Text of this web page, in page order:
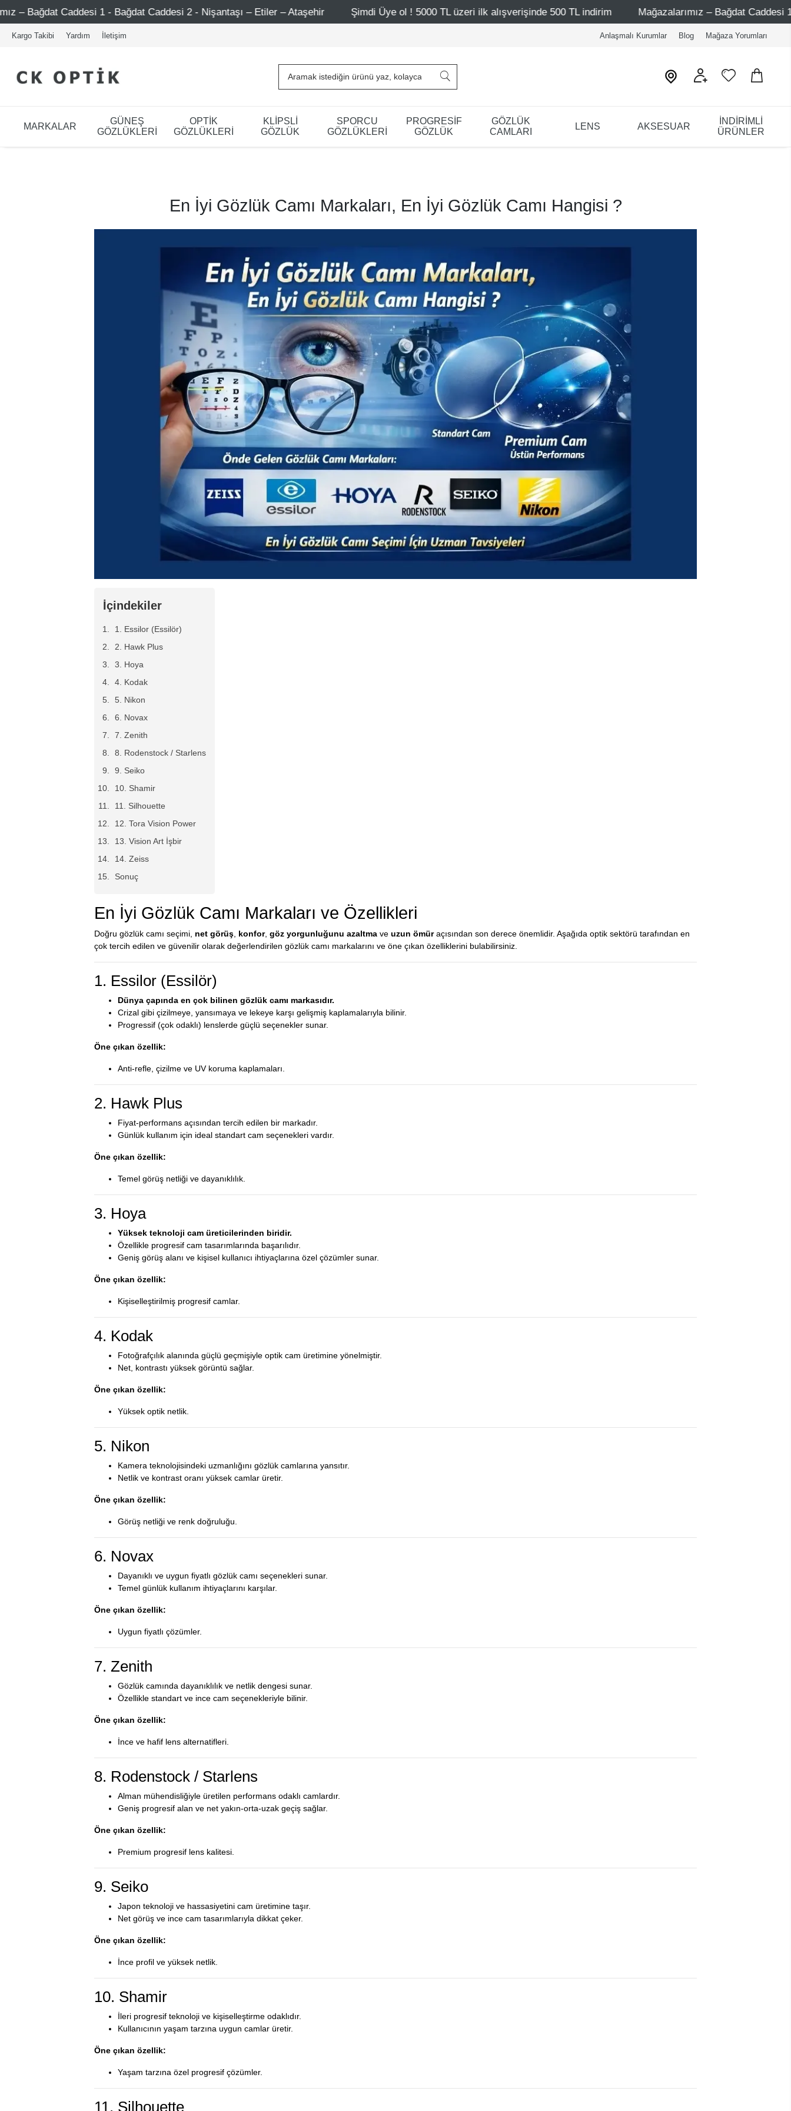
1 - Bağdat Caddesi 2 - Nişantaşı – Etiler – Ataşehir Şimdi Üye ol ! 5000 TL üzeri ilk alışverişinde 500 TL indirim Mağazalarımız – Bağdat Caddesi 1 - Bağdat
Kargo Takibi Yardım İletişim Anlaşmalı Kurumlar Blog Mağaza Yorumları
MARKALAR
GÜNEŞ
GÖZLÜKLERİ
OPTİK
GÖZLÜKLERİ
KLİPSLİ
GÖZLÜK
SPORCU
GÖZLÜKLERİ
PROGRESİF
GÖZLÜK
GÖZLÜK
CAMLARI
LENS AKSESUAR
İNDİRİMLİ
ÜRÜNLER
En İyi Gözlük Camı Markaları, En İyi Gözlük Camı Hangisi ?
İçindekiler
1. Essilor (Essilör)
2. Hawk Plus
3. Hoya
4. Kodak
5. Nikon
6. Novax
7. Zenith
8. Rodenstock / Starlens
9. Seiko
10. Shamir
11. Silhouette
12. Tora Vision Power
13. Vision Art İşbir
14. Zeiss
Sonuç
En İyi Gözlük Camı Markaları ve Özellikleri
Doğru gözlük camı seçimi, net görüş konfor, göz yorgunluğunu azaltma ve uzun ömüraçısından son derece önemlidir. Aşağıda optik sektörü tarafından en
çok tercih edilen ve güvenilir olarak değerlendirilen gözlük camı markalarını ve öne çıkan özelliklerini bulabilirsiniz.
1. Essilor (Essilör)
Dünya çapında en çok bilinen gözlük camı markasıdır.
Crizal gibi çizilmeye, yansımaya ve lekeye karşı gelişmiş kaplamalarıyla bilinir.
Progressif (çok odaklı) lenslerde güçlü seçenekler sunar.
Öne çıkan özellik:
Anti‑refle, çizilme ve UV koruma kaplamaları.
2. Hawk Plus
Fiyat‑performans açısından tercih edilen bir markadır.
Günlük kullanım için ideal standart cam seçenekleri vardır.
Öne çıkan özellik:
Temel görüş netliği ve dayanıklılık.
3. Hoya
Yüksek teknoloji cam üreticilerinden biridir.
Özellikle progresif cam tasarımlarında başarılıdır.
Geniş görüş alanı ve kişisel kullanıcı ihtiyaçlarına özel çözümler sunar.
Öne çıkan özellik:
Kişiselleştirilmiş progresif camlar.
4. Kodak
Fotoğrafçılık alanında güçlü geçmişiyle optik cam üretimine yönelmiştir.
Net, kontrastı yüksek görüntü sağlar.
Öne çıkan özellik:
Yüksek optik netlik.
5. Nikon
Kamera teknolojisindeki uzmanlığını gözlük camlarına yansıtır.
Netlik ve kontrast oranı yüksek camlar üretir.
Öne çıkan özellik:
Görüş netliği ve renk doğruluğu.
6. Novax
Dayanıklı ve uygun fiyatlı gözlük camı seçenekleri sunar.
Temel günlük kullanım ihtiyaçlarını karşılar.
Öne çıkan özellik:
Uygun fiyatlı çözümler.
7. Zenith
Gözlük camında dayanıklılık ve netlik dengesi sunar.
Özellikle standart ve ince cam seçenekleriyle bilinir.
Öne çıkan özellik:
İnce ve hafif lens alternatifleri.
8. Rodenstock / Starlens
Alman mühendisliğiyle üretilen performans odaklı camlardır.
Geniş progresif alan ve net yakın‑orta‑uzak geçiş sağlar.
Öne çıkan özellik:
Premium progresif lens kalitesi.
9. Seiko
Japon teknoloji ve hassasiyetini cam üretimine taşır.
Net görüş ve ince cam tasarımlarıyla dikkat çeker.
Öne çıkan özellik:
İnce profil ve yüksek netlik.
10. Shamir
İleri progresif teknoloji ve kişiselleştirme odaklıdır.
Kullanıcının yaşam tarzına uygun camlar üretir.
Öne çıkan özellik:
Yaşam tarzına özel progresif çözümler.
11. Silhouette